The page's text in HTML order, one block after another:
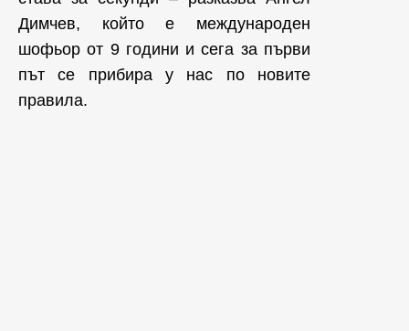
Димчев, който е международен
шофьор от 9 години и сега за първи
път се прибира у нас по новите
правила.